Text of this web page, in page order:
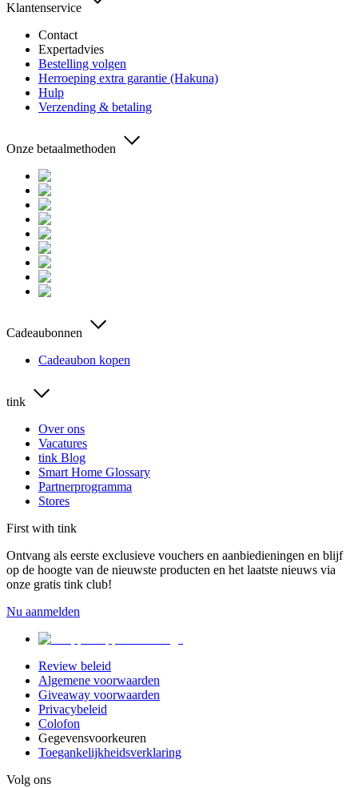
Klantenservice
Contact
Expertadvies
Bestelling volgen
Herroeping extra garantie (Hakuna)
Hulp
Verzending & betaling
Onze betaalmethoden
Cadeaubonnen
Cadeaubon kopen
tink
Over ons
Vacatures
tink Blog
Smart Home Glossary
Partnerprogramma
Stores
First with tink
Ontvang als eerste exclusieve vouchers en aanbiedieningen en blijf
op de hoogte van de nieuwste producten en het laatste nieuws via
onze gratis tink club!
Nu aanmelden
Review beleid
Algemene voorwaarden
Giveaway voorwaarden
Privacybeleid
Colofon
Gegevensvoorkeuren
Toegankelijkheidsverklaring
Volg ons